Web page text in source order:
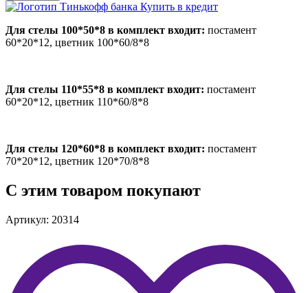
Купить в кредит
Для стелы 100*50*8 в комплект входит: постамент
60*20*12, цветник 100*60/8*8
Для стелы 110*55*8 в комплект входит: постамент
60*20*12, цветник 110*60/8*8
Для стелы 120*60*8 в комплект входит: постамент
70*20*12, цветник 120*70/8*8
С этим товаром покупают
Артикул: 20314